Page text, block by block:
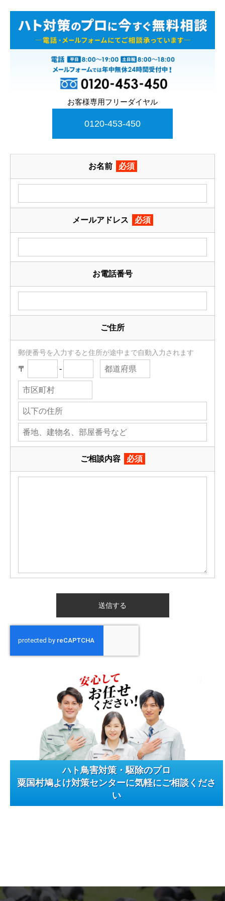
お客様専用フリーダイヤル
0120-453-450
お名前 必須
メールアドレス 必須
お電話番号
ご住所
郵便番号を入力すると住所が途中まで自動入力されます
〒 -
ご相談内容 必須
ハト鳥害対策・駆除のプロ
粟国村鳩よけ対策センターに気軽にご相談くださ
い